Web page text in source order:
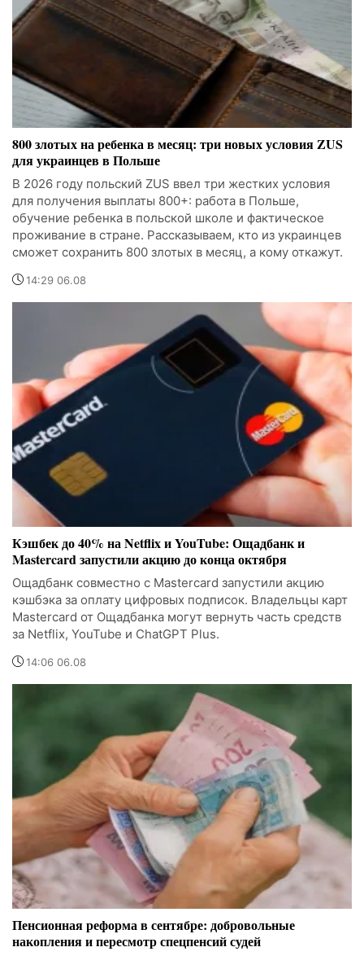
800 злотых на ребенка в месяц: три новых условия ZUS
для украинцев в Польше
В 2026 году польский ZUS ввел три жестких условия
для получения выплаты 800+: работа в Польше,
обучение ребенка в польской школе и фактическое
проживание в стране. Рассказываем, кто из украинцев
сможет сохранить 800 злотых в месяц, а кому откажут.
14:29 06.08
Кэшбек до 40% на Netflix и YouTube: Ощадбанк и
Mastercard запустили акцию до конца октября
Ощадбанк совместно с Mastercard запустили акцию
кэшбэка за оплату цифровых подписок. Владельцы карт
Mastercard от Ощадбанка могут вернуть часть средств
за Netflix, YouTube и ChatGPT Plus.
14:06 06.08
Пенсионная реформа в сентябре: добровольные
накопления и пересмотр спецпенсий судей